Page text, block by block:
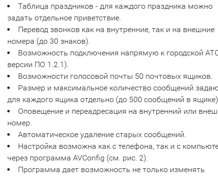
Таблица праздников - для каждого праздника можно
задать отдельное приветствие.
Перевод звонков как на внутренние, так и на внешние
номера (до 30 знаков).
Возможность подключения напрямую к городской
версии ПО 1.2.1).
Возможности голосовой почты 50 почтовых ящиков.
Размер и максимальное количество сообщений
для каждого ящика отдельно (до 500 сообщений в
Оповещение и переадресация на внутренний или
номер.
Автоматическое удаление старых сообщений.
Настройка возможна как с телефона, так и с
через программа AVConfig (см. рис. 2).
Программа дает возможность не только изменять